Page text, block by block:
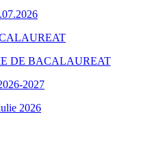
2027
2026